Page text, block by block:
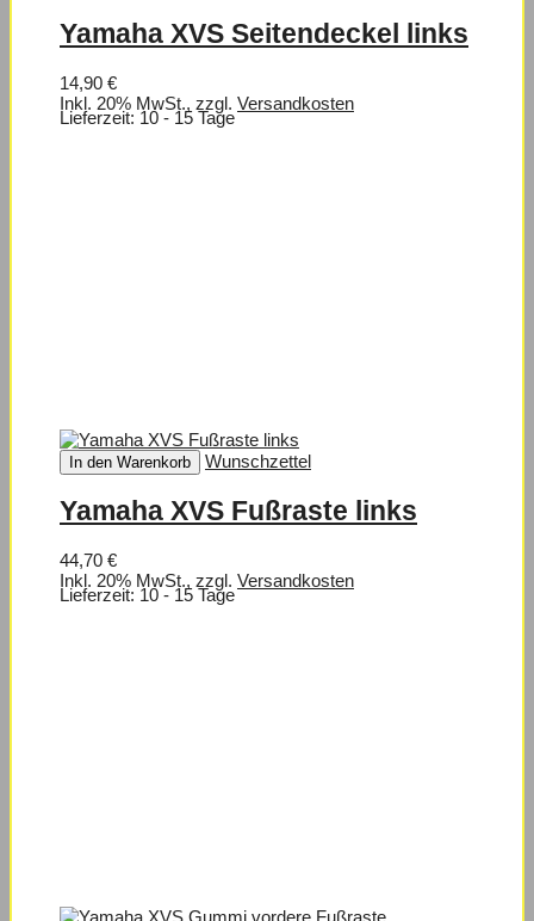
Yamaha XVS Seitendeckel links
14,90 €
Inkl. 20% MwSt., zzgl. Versandkosten
Lieferzeit: 10 - 15 Tage
In den Warenkorb Wunschzettel
Yamaha XVS Fußraste links
44,70 €
Inkl. 20% MwSt., zzgl. Versandkosten
Lieferzeit: 10 - 15 Tage